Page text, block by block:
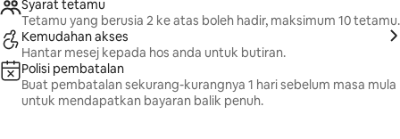
Syarat tetamu
Tetamu yang berusia 2 ke atas boleh hadir, maksimum 10 tetamu.
Kemudahan akses
Hantar mesej kepada hos anda untuk butiran.
Polisi pembatalan
Buat pembatalan sekurang-kurangnya 1 hari sebelum masa mula
untuk mendapatkan bayaran balik penuh.